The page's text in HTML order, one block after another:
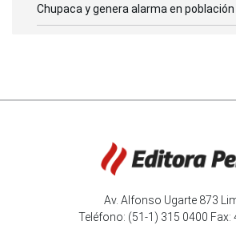
Chupaca y genera alarma en población
Av. Alfonso Ugarte 873
Teléfono: (51-1) 315 0400 Fax: